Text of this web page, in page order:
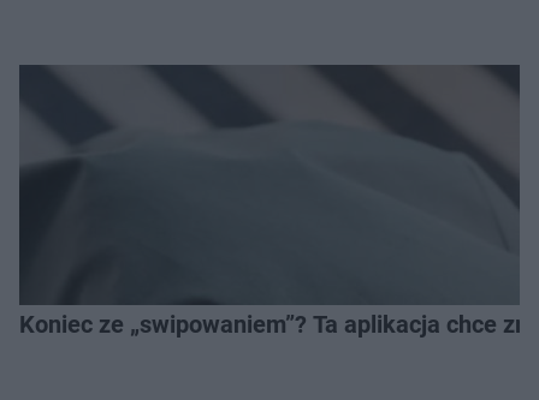
Koniec ze „swipowaniem”? Ta aplikacja chce